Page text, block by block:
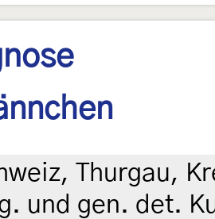
Thurgau,
und gen. det.